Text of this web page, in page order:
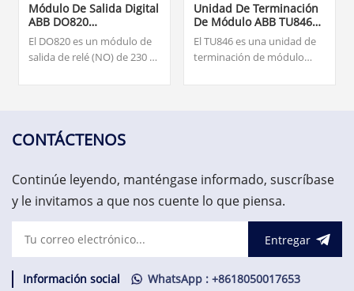
Módulo De Salida Digital
ABB DO820
3BSE008514R1
El DO820 es un módulo de
salida de relé (NO) de 230 V
S800. Nuestro equipo está
para ayudarlo con sus
contáctenos.
Unidad De Terminación
De Módulo ABB TU846
3BSE022460R1
El TU846 es una unidad de
terminación de módulo
redundante de la interfaz
CONTÁCTENOS
Continúe leyendo, manténgase informado, suscríbase
y le invitamos a que nos cuente lo que piensa.
Entregar
Información social WhatsApp : +8618050017653